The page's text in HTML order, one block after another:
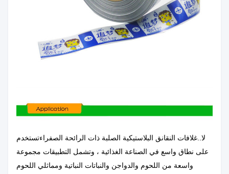
لا.. غلافات النقانق البلاستيكية الصلبة ذات الرائحة الصفراءتستخدم
على نطاق واسع في الصناعة الغذائية ، وتشمل التطبيقات مجموعة
واسعة من اللحوم والدواجن والنباتات النباتية ومماثلي اللحوم